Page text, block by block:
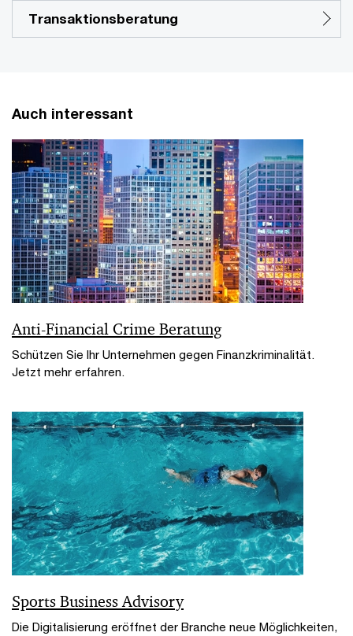
Transaktionsberatung
Auch interessant
Anti-Financial Crime Beratung
Schützen Sie Ihr Unternehmen gegen Finanzkriminalität.
Jetzt mehr erfahren.
Sports Business Advisory
Die Digitalisierung eröffnet der Branche neue Möglichkeiten,